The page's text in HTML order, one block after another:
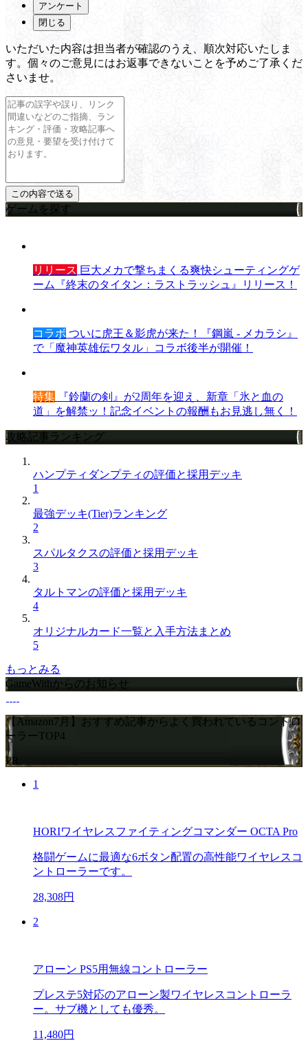
アンケート
閉じる
いただいた内容は担当者が確認のうえ、順次対応いたしま
す。個々のご意見にはお返事できないことを予めご了承くだ
さいませ。
ゲームを探す
リリース 巨大メカで撃ちまくる爽快シューティングゲ
ーム『終末のタイタン：ラストラッシュ』リリース！
コラボ ついに虎王＆影虎が来た！『鋼嵐 - メカラシ』
で「魔神英雄伝ワタル」コラボ後半が開催！
特集 『鈴蘭の剣』が2周年を迎え、新章「氷と血の
道」を解禁ッ！記念イベントの報酬もお見逃し無く！
攻略記事ランキング
ハンプティダンプティの評価と採用デッキ
1
最強デッキ(Tier)ランキング
2
スパルタクスの評価と採用デッキ
3
タルトマンの評価と採用デッキ
4
オリジナルカード一覧と入手方法まとめ
5
もっとみる
GameWithからのお知らせ
【Amazon7月】おすすめ記事からよく買われているコントロ
ーラーTOP4
PR
1
HORIワイヤレスファイティングコマンダー OCTA Pro
格闘ゲームに最適な6ボタン配置の高性能ワイヤレスコ
ントローラーです。
28,308円
2
アローン PS5用無線コントローラー
プレステ5対応のアローン製ワイヤレスコントローラ
ー。サブ機としても優秀。
11,480円